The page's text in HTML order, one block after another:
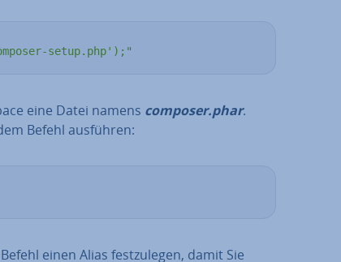
setup.php');"
eine Datei namens composer.phar.
Befehl ausführen:
einen Alias fest­zu­le­gen, damit Sie